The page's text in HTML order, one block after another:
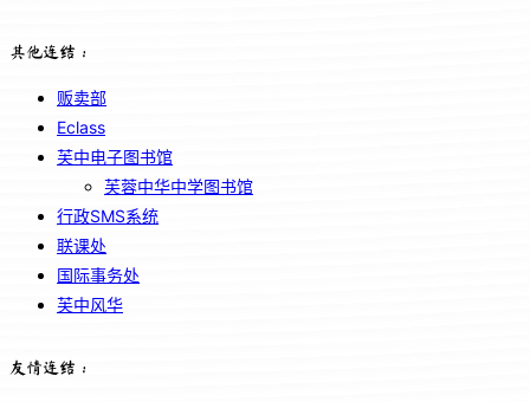
其他连结：
贩卖部
Eclass
芙中电子图书馆
芙蓉中华中学图书馆
行政SMS系统
联课处
国际事务处
芙中风华
友情连结：